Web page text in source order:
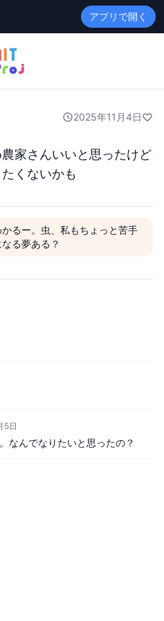
アプリで開く
2025年11月4日
家さんいいと思ったけど
くないかも
るー。虫、私もちょっと苦手
る夢ある？
5日
なんでなりたいと思ったの？